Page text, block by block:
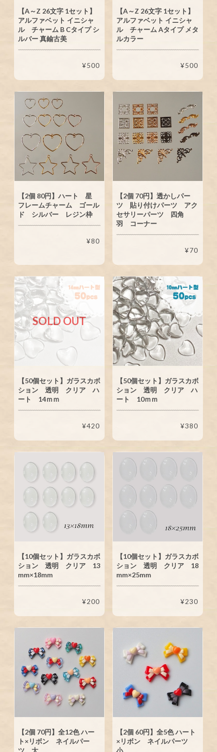
【A～Z 26文字 1セット】
アルファベット イニシャ
ル チャーム B Cタイプ シ
ルバー 真鍮古美
¥500
【A～Z 26文字 1セット】
アルファベット イニシャ
ル チャーム Aタイプ メタ
ルカラー
¥500
【2個 80円】ハート 星
フレームチャーム ゴール
ド シルバー レジン枠
¥80
【2個 70円】透かしパー
ツ 貼り付けパーツ アク
セサリーパーツ 四角
羽 コーナー
¥70
SOLD OUT
【50個セット】ガラスカボ
ション 透明 クリア ハ
ート 14ｍｍ
¥420
【50個セット】ガラスカボ
ション 透明 クリア ハ
ート 10ｍｍ
¥380
【10個セット】ガラスカボ
ション 透明 クリア 13
mm×18mm
¥200
【10個セット】ガラスカボ
ション 透明 クリア 18
mm×25mm
¥230
【2個 70円】全12色 ハー
ト×リボン ネイルパー
【2個 60円】全5色 ハート
×リボン ネイルパーツ